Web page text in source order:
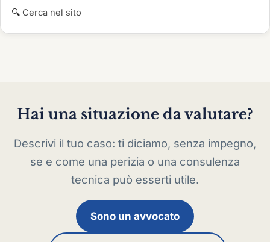
🔍 Cerca nel sito
Hai una situazione da valutare?
Descrivi il tuo caso: ti diciamo, senza impegno,
se e come una perizia o una consulenza
tecnica può esserti utile.
Sono un avvocato